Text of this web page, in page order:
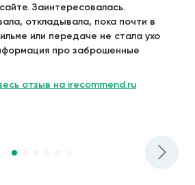
Заинтересовалась.
откладывала, пока почти в
или передаче не стала ухо
про заброшенные
отзыв на irecommend.ru